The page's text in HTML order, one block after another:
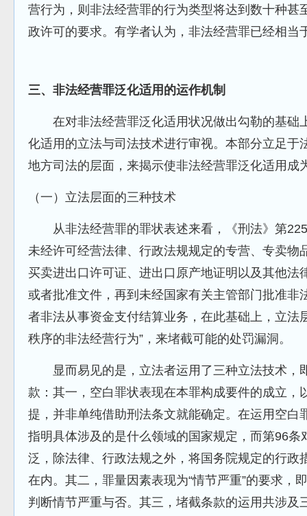
营行为，则非法经营罪的行为类型将达到数十种甚
政许可的要求。有学者认为，非法经营罪已经相当
三、非法经营罪泛化适用的运作机制
在对非法经营罪泛化适用状况做出勾勒的基础
化适用的立法与司法技术进行审视。本部分立足于
地方司法的层面，来揭示使非法经营罪泛化适用成
（一）立法层面的三种技术
从非法经营罪的罪状表述来看，《刑法》第
未经许可经营法律、行政法规规定的专营、专卖物
买卖进出口许可证、进出口原产地证明以及其他法
或者批准文件，再到未经国家有关主管部门批准非
者非法从事资金支付结算业务，在此基础上，立法
秩序的非法经营行为”，来堵截可能的处罚漏洞。
显而易见的是，立法者运用了三种立法技术，
款：其一，空白罪状表现在本罪构成要件的成立，
提，并非单纯借助刑法条文就能确定。在运用空白
指明具体涉及的是什么领域的国家规定，而第96条
泛，除法律、行政法规之外，将国务院规定的行政
在内。其二，罪量因素表现为“情节严重”的要求，
判断情节严重与否。其三，堵截条款的运用共涉及